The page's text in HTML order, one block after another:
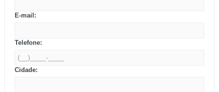
E-mail:
Telefone:
Cidade: